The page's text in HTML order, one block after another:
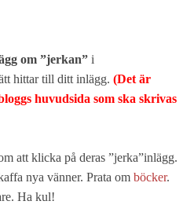
om ”jerkan” i
hittar till ditt inlägg. (Det är
huvudsida som ska skrivas
att klicka på deras ”jerka”inlägg.
nya vänner. Prata om böcker.
Ha kul!